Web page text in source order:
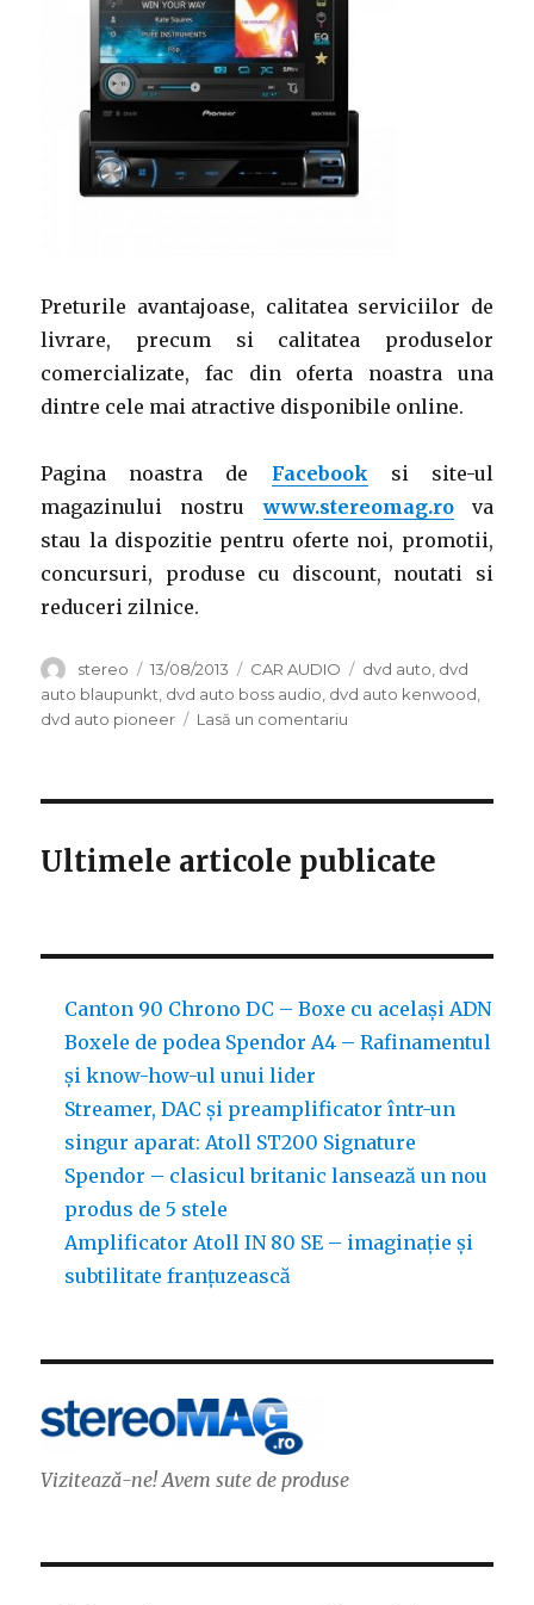
Preturile avantajoase, calitatea serviciilor de
livrare, precum si calitatea produselor
comercializate, fac din oferta noastra una
dintre cele mai atractive disponibile online.
Pagina noastra de Facebook si site-ul
magazinului nostruwww.stereomag.rova
stau la dispozitie pentru oferte noi, promotii,
concursuri, produse cu discount, noutati si
reduceri zilnice.
Autor
stereo
Publicat
pe
13/08/2013 Categorii
CAR AUDIO Etichete
dvd auto, dvd
auto blaupunkt, dvd auto boss audio, dvd auto kenwood,
dvd auto pioneer
Lasă un comentariu
rentabila
pentru
Ultimele articole publicate
Canton 90 Chrono DC – Boxe cu același ADN
Boxele de podea Spendor A4 – Rafinamentul
și know-how-ul unui lider
Streamer, DAC și preamplificator într-un
singur aparat: Atoll ST200 Signature
Spendor – clasicul britanic lansează un nou
produs de 5 stele
Amplificator Atoll IN 80 SE – imaginație și
subtilitate franțuzească
Vizitează-ne! Avem sute de produse